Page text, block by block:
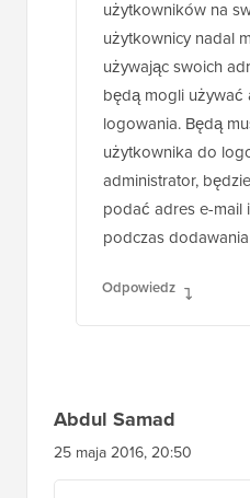
Jeśli masz
użytkowników na
użytkownicy nadal
używając swoich
będą mogli używać
logowania. Będą
użytkownika do
administrator,
podczas
Abdul Samad